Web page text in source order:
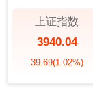
上证指数
3940.04
39.69(1.02%)